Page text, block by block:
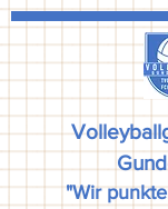
"Wir